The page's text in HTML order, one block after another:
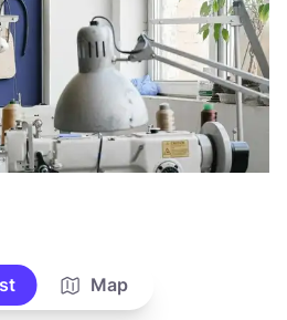
Map